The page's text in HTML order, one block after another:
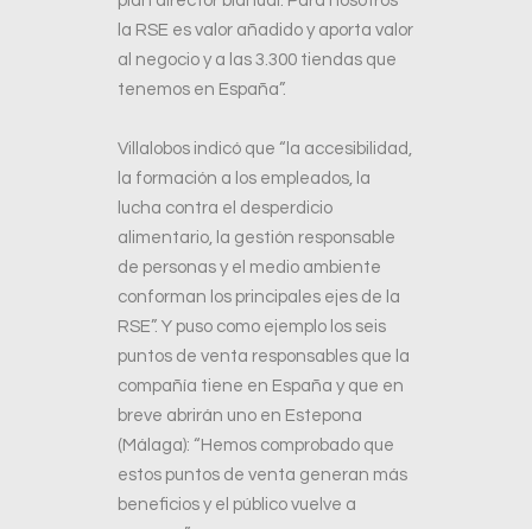
la RSE es valor añadido y aporta valor
al negocio y a las 3.300 tiendas que
tenemos en España”.
Villalobos indicó que “la accesibilidad,
la formación a los empleados, la
lucha contra el desperdicio
alimentario, la gestión responsable
de personas y el medio ambiente
conforman los principales ejes de la
RSE”. Y puso como ejemplo los seis
puntos de venta responsables que la
compañía tiene en España y que en
breve abrirán uno en Estepona
(Málaga): “Hemos comprobado que
estos puntos de venta generan más
beneficios y el público vuelve a